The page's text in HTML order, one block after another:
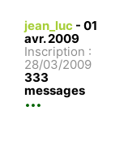
jean_luc - 01
avr. 2009
Inscription :
28/03/2009
333
messages